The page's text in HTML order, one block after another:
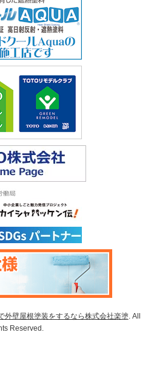
外壁屋根塗装をするなら株式会社楽塗 . All
Reserved.